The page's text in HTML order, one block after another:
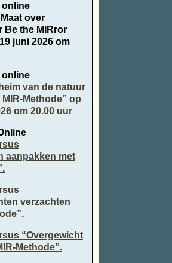
online
over
Be the MIRror
juni 2026 om
online
van de natuur
Methode” op
om 20.00 uur
aanpakken met
verzachten
“Overgewicht
Methode”.